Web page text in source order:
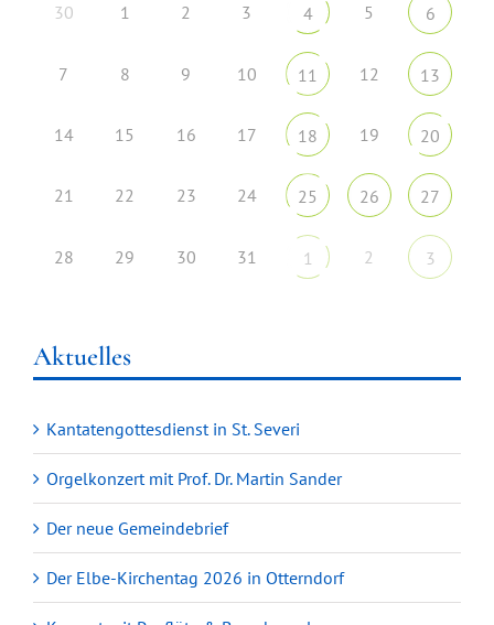
30 1 2 3 4 5 6
7 8 9 10 11 12 13
14 15 16 17 18 19 20
21 22 23 24 25 26 27
28 29 30 31 1 2 3
Aktuelles
Kantatengottesdienst in St. Severi
Orgelkonzert mit Prof. Dr. Martin Sander
Der neue Gemeindebrief
Der Elbe-Kirchentag 2026 in Otterndorf